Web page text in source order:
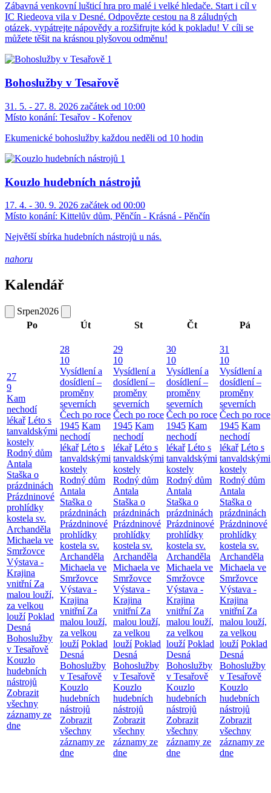
Zábavná venkovní lušticí hra pro malé i velké hledače. Start i cíl v
IC Riedeova vila v Desné. Odpovězte cestou na 8 záludných
otázek, vypátrejte nápovědy a rozšifrujte kód k pokladu! V cíli se
můžete těšit na krásnou plyšovou odměnu!
Bohoslužby v Tesařově
31. 5. - 27. 8. 2026 začátek od 10:00
Místo konání: Tesařov - Kořenov
Ekumenické bohoslužby každou neděli od 10 hodin
Kouzlo hudebních nástrojů
17. 4. - 30. 9. 2026 začátek od 00:00
Místo konání: Kittelův dům, Pěnčín - Krásná - Pěnčín
Největší sbírka hudebních nástrojů u nás.
nahoru
Kalendář
Srpen2026
Po
Út St Čt Pá
27
9
Kam
nechodí
lékař Léto s
tanvaldskými
kostely
Rodný dům
Antala
Staška o
prázdninách
Prázdninové
prohlídky
kostela sv.
Archanděla
Michaela ve
Smržovce
Výstava -
Krajina
vnitřní Za
malou louží,
za velkou
louží Poklad
Desná
Bohoslužby
v Tesařově
Kouzlo
hudebních
nástrojů
Zobrazit
všechny
záznamy ze
dne
28
10
Vysídlení a
dosídlení –
proměny
severních
Čech po roce
1945 Kam
nechodí
lékař Léto s
tanvaldskými
kostely
Rodný dům
Antala
Staška o
prázdninách
Prázdninové
prohlídky
kostela sv.
Archanděla
Michaela ve
Smržovce
Výstava -
Krajina
vnitřní Za
malou louží,
za velkou
louží Poklad
Desná
Bohoslužby
v Tesařově
Kouzlo
hudebních
nástrojů
Zobrazit
všechny
záznamy ze
dne
29
10
Vysídlení a
dosídlení –
proměny
severních
Čech po roce
1945 Kam
nechodí
lékař Léto s
tanvaldskými
kostely
Rodný dům
Antala
Staška o
prázdninách
Prázdninové
prohlídky
kostela sv.
Archanděla
Michaela ve
Smržovce
Výstava -
Krajina
vnitřní Za
malou louží,
za velkou
louží Poklad
Desná
Bohoslužby
v Tesařově
Kouzlo
hudebních
nástrojů
Zobrazit
všechny
záznamy ze
dne
30
10
Vysídlení a
dosídlení –
proměny
severních
Čech po roce
1945 Kam
nechodí
lékař Léto s
tanvaldskými
kostely
Rodný dům
Antala
Staška o
prázdninách
Prázdninové
prohlídky
kostela sv.
Archanděla
Michaela ve
Smržovce
Výstava -
Krajina
vnitřní Za
malou louží,
za velkou
louží Poklad
Desná
Bohoslužby
v Tesařově
Kouzlo
hudebních
nástrojů
Zobrazit
všechny
záznamy ze
dne
31
10
Vysídlení a
dosídlení –
proměny
severních
Čech po roce
1945 Kam
nechodí
lékař Léto s
tanvaldskými
kostely
Rodný dům
Antala
Staška o
prázdninách
Prázdninové
prohlídky
kostela sv.
Archanděla
Michaela ve
Smržovce
Výstava -
Krajina
vnitřní Za
malou louží,
za velkou
louží Poklad
Desná
Bohoslužby
v Tesařově
Kouzlo
hudebních
nástrojů
Zobrazit
všechny
záznamy ze
dne